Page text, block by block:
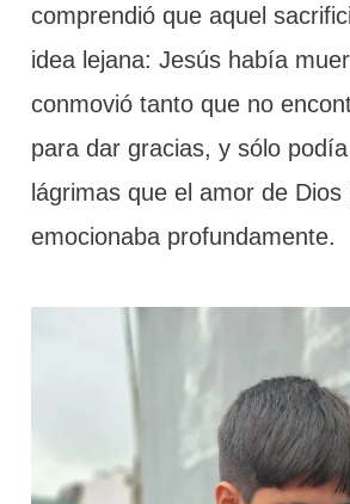
comprendió que aquel
idea lejana: Jesús había
conmovió tanto que no
para dar gracias, y sólo
lágrimas que el amor de Dios
emocionaba profundamente.